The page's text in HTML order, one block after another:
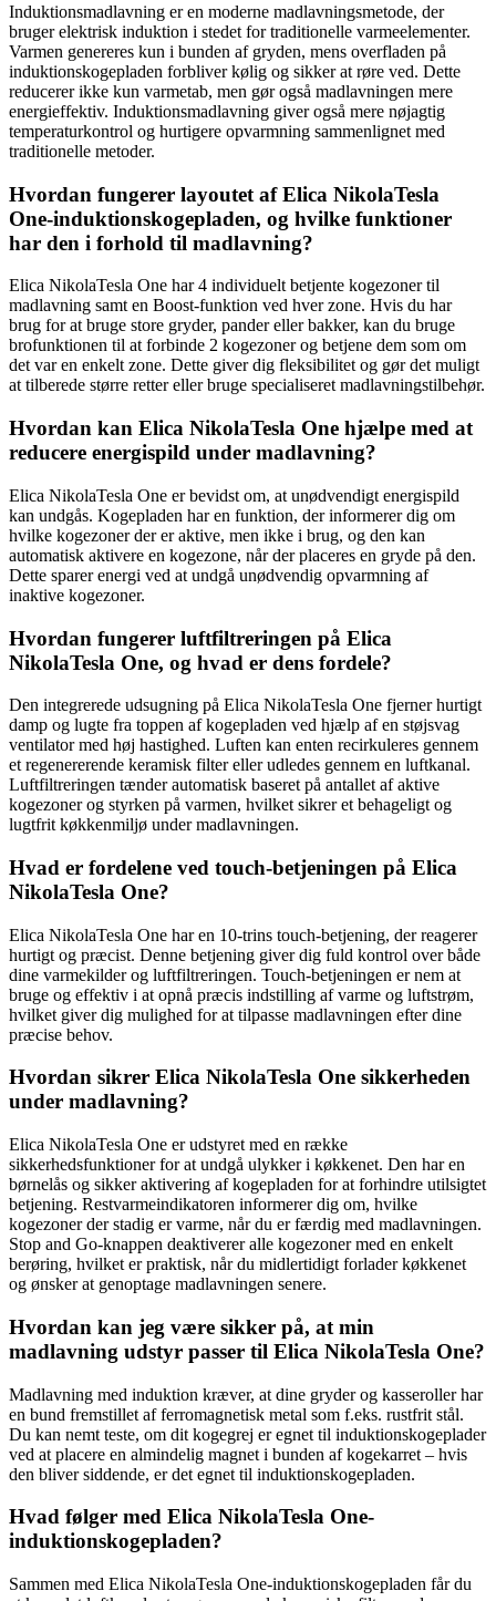
Induktionsmadlavning er en moderne madlavningsmetode, der
bruger elektrisk induktion i stedet for traditionelle varmeelementer.
Varmen genereres kun i bunden af gryden, mens overfladen på
induktionskogepladen forbliver kølig og sikker at røre ved. Dette
reducerer ikke kun varmetab, men gør også madlavningen mere
energieffektiv. Induktionsmadlavning giver også mere nøjagtig
temperaturkontrol og hurtigere opvarmning sammenlignet med
traditionelle metoder.
Hvordan fungerer layoutet af Elica NikolaTesla
One-induktionskogepladen, og hvilke funktioner
har den i forhold til madlavning?
Elica NikolaTesla One har 4 individuelt betjente kogezoner til
madlavning samt en Boost-funktion ved hver zone. Hvis du har
brug for at bruge store gryder, pander eller bakker, kan du bruge
brofunktionen til at forbinde 2 kogezoner og betjene dem som om
det var en enkelt zone. Dette giver dig fleksibilitet og gør det muligt
at tilberede større retter eller bruge specialiseret madlavningstilbehør.
Hvordan kan Elica NikolaTesla One hjælpe med at
reducere energispild under madlavning?
Elica NikolaTesla One er bevidst om, at unødvendigt energispild
kan undgås. Kogepladen har en funktion, der informerer dig om
hvilke kogezoner der er aktive, men ikke i brug, og den kan
automatisk aktivere en kogezone, når der placeres en gryde på den.
Dette sparer energi ved at undgå unødvendig opvarmning af
inaktive kogezoner.
Hvordan fungerer luftfiltreringen på Elica
NikolaTesla One, og hvad er dens fordele?
Den integrerede udsugning på Elica NikolaTesla One fjerner hurtigt
damp og lugte fra toppen af kogepladen ved hjælp af en støjsvag
ventilator med høj hastighed. Luften kan enten recirkuleres gennem
et regenererende keramisk filter eller udledes gennem en luftkanal.
Luftfiltreringen tænder automatisk baseret på antallet af aktive
kogezoner og styrken på varmen, hvilket sikrer et behageligt og
lugtfrit køkkenmiljø under madlavningen.
Hvad er fordelene ved touch-betjeningen på Elica
NikolaTesla One?
Elica NikolaTesla One har en 10-trins touch-betjening, der reagerer
hurtigt og præcist. Denne betjening giver dig fuld kontrol over både
dine varmekilder og luftfiltreringen. Touch-betjeningen er nem at
bruge og effektiv i at opnå præcis indstilling af varme og luftstrøm,
hvilket giver dig mulighed for at tilpasse madlavningen efter dine
præcise behov.
Hvordan sikrer Elica NikolaTesla One sikkerheden
under madlavning?
Elica NikolaTesla One er udstyret med en række
sikkerhedsfunktioner for at undgå ulykker i køkkenet. Den har en
børnelås og sikker aktivering af kogepladen for at forhindre utilsigtet
betjening. Restvarmeindikatoren informerer dig om, hvilke
kogezoner der stadig er varme, når du er færdig med madlavningen.
Stop and Go-knappen deaktiverer alle kogezoner med en enkelt
berøring, hvilket er praktisk, når du midlertidigt forlader køkkenet
og ønsker at genoptage madlavningen senere.
Hvordan kan jeg være sikker på, at min
madlavning udstyr passer til Elica NikolaTesla One?
Madlavning med induktion kræver, at dine gryder og kasseroller har
en bund fremstillet af ferromagnetisk metal som f.eks. rustfrit stål.
Du kan nemt teste, om dit kogegrej er egnet til induktionskogeplader
ved at placere en almindelig magnet i bunden af kogekarret – hvis
den bliver siddende, er det egnet til induktionskogepladen.
Hvad følger med Elica NikolaTesla One-
induktionskogepladen?
Sammen med Elica NikolaTesla One-induktionskogepladen får du